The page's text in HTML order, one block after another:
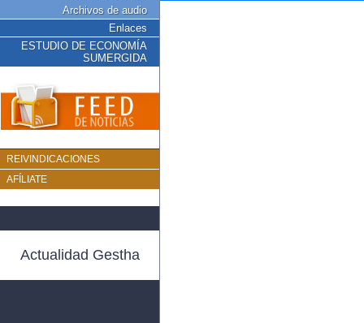
Archivos de audio
Enlaces
ESTUDIO DE ECONOMÍA
SUMERGIDA
REIVINDICACIONES
AFÍLIATE
Actualidad Gestha